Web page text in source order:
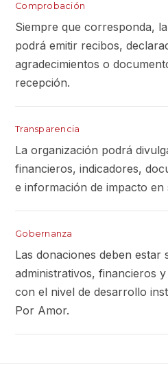
Comprobación
Siempre que corresponda,
podrá emitir recibos,
agradecimientos o
recepción.
Transparencia
La organización podrá
financieros, indicadores,
e información de impacto en
Gobernanza
Las donaciones deben estar
administrativos, financieros
con el nivel de desarrollo
Por Amor.